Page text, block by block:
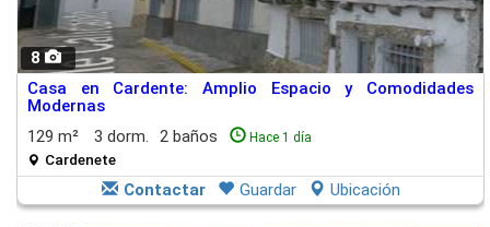
8
Casa en Cardente: Amplio Espacio y Comodidades
Modernas
129 m²
3 dorm. 2 baños Hace 1 día
Cardenete
Contactar Guardar Ubicación